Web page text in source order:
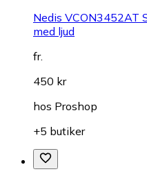
Nedis VCON3452AT
med ljud
fr.
450 kr
hos Proshop
+5 butiker